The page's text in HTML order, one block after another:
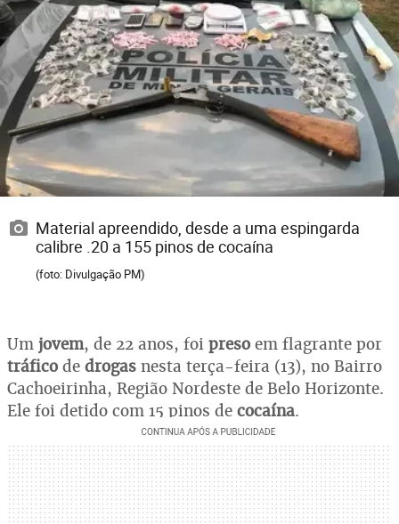
Material apreendido, desde a uma espingarda
calibre .20 a 155 pinos de cocaína
(foto: Divulgação PM)
Um jovem, de 22 anos, foi preso em flagrante por
tráfico de drogas nesta terça-feira (13), no Bairro
Cachoeirinha, Região Nordeste de Belo Horizonte.
Ele foi detido com 15 pinos de cocaína.